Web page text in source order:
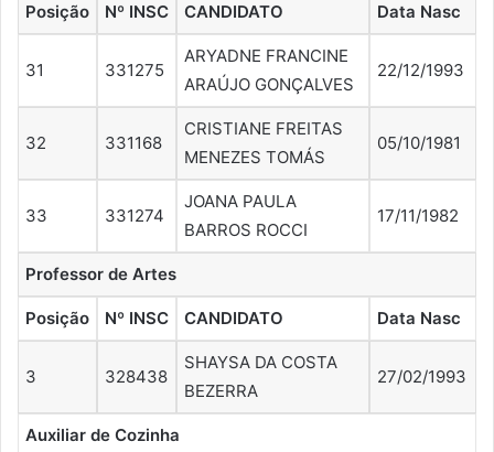
Posição Nº INSC CANDIDATO Data Nasc
31 331275
ARYADNE FRANCINE
ARAÚJO GONÇALVES
22/12/1993
32 331168
CRISTIANE FREITAS
MENEZES TOMÁS
05/10/1981
33 331274
JOANA PAULA
BARROS ROCCI
17/11/1982
Professor de Artes
Posição Nº INSC CANDIDATO Data Nasc
3 328438
SHAYSA DA COSTA
BEZERRA
27/02/1993
Auxiliar de Cozinha